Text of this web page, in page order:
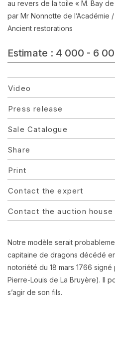
au revers de la toile « M. Bay
par Mr Nonnotte de l’Académie
Ancient restorations
Estimate : 4 000 - 6
Video
Press release
Sale Catalogue
Share
Print
Contact the expert
Contact the auction house
Notre modèle serait
capitaine de dragons décédé
notoriété du 18 mars 1766
Pierre-Louis de La Bruyère). Il
s’agir de son fils.